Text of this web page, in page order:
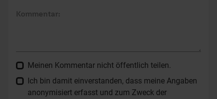
Kommentar:
Meinen Kommentar nicht öffentlich teilen.
Ich bin damit einverstanden, dass meine Angaben
anonymisiert erfasst und zum Zweck der